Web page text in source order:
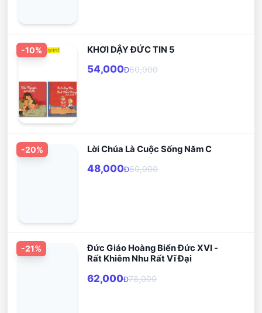
-10% KHƠI DẬY ĐỨC TIN 5
54,000Đ60,000
-20% Lời Chúa Là Cuộc Sống Năm C
48,000Đ60,000
-21%
Đức Giáo Hoàng Biển Đức XVI -
Rất Khiêm Nhu Rất Vĩ Đại
62,000Đ78,000